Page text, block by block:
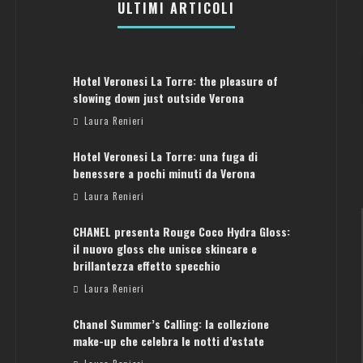
ULTIMI ARTICOLI
Hotel Veronesi La Torre: the pleasure of
slowing down just outside Verona
Laura Renieri
Hotel Veronesi La Torre: una fuga di
benessere a pochi minuti da Verona
Laura Renieri
CHANEL presenta Rouge Coco Hydra Gloss:
il nuovo gloss che unisce skincare e
brillantezza effetto specchio
Laura Renieri
Chanel Summer’s Calling: la collezione
make-up che celebra le notti d’estate
ATENE: GUIDA PER IL WEEKEND PERFETTO